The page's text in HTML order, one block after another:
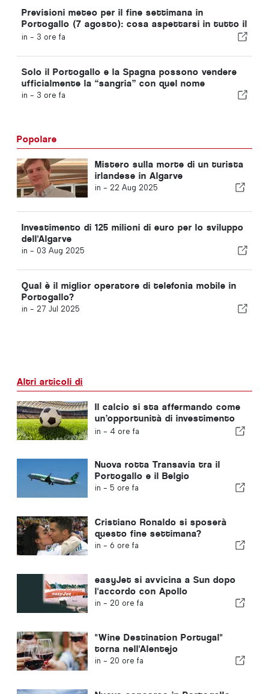
Previsioni meteo per il fine settimana in
Portogallo (7 agosto): cosa aspettarsi in tutto il
Portogallo questo fine settimana
in - 3 ore fa
Solo il Portogallo e la Spagna possono vendere
ufficialmente la “sangria” con quel nome
in - 3 ore fa
Popolare
Mistero sulla morte di un turista
irlandese in Algarve
in - 22 Aug 2025
Investimento di 125 milioni di euro per lo sviluppo
dell'Algarve
in - 03 Aug 2025
Qual è il miglior operatore di telefonia mobile in
Portogallo?
in - 27 Jul 2025
Altri articoli di
Il calcio si sta affermando come
un’opportunità di investimento
in crescita in tutta Europa
in - 4 ore fa
Nuova rotta Transavia tra il
Portogallo e il Belgio
in - 5 ore fa
Cristiano Ronaldo si sposerà
questo fine settimana?
in - 6 ore fa
easyJet si avvicina a Sun dopo
l'accordo con Apollo
in - 20 ore fa
"Wine Destination Portugal"
torna nell'Alentejo
in - 20 ore fa